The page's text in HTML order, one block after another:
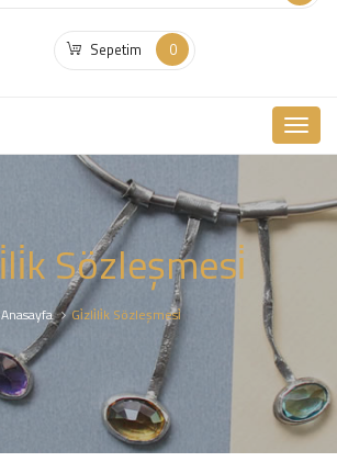
Sepetim 0
Toggle
Sözleşmesi̇
Anasayfa Gi̇zli̇li̇k Sözleşmesi̇